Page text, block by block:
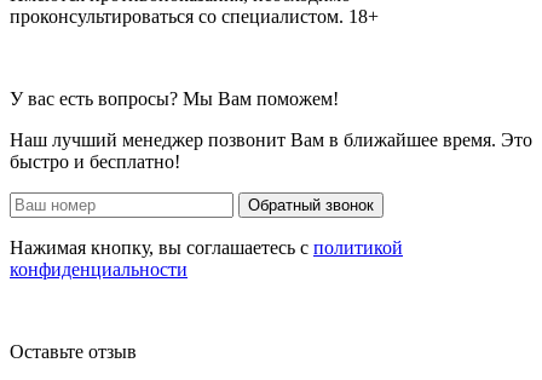
проконсультироваться со специалистом. 18+
У вас есть вопросы? Мы Вам поможем!
Наш лучший менеджер позвонит Вам в ближайшее время. Это
быстро и бесплатно!
Обратный звонок
Нажимая кнопку, вы соглашаетесь с политикой
конфиденциальности
Оставьте отзыв